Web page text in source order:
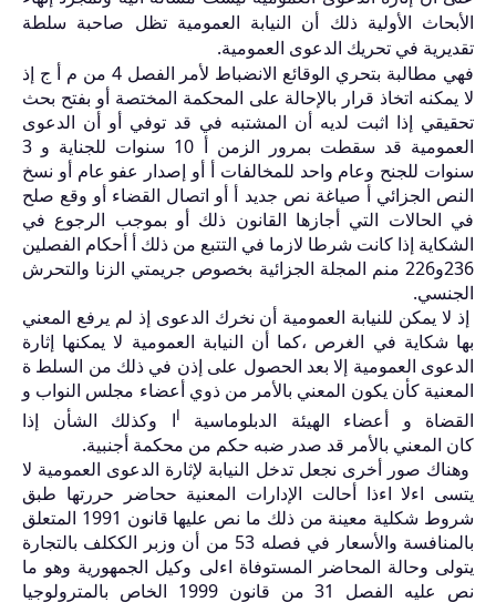
الأبحاث الأولية ذلك أن النيابة العمومية تظل صاحبة سلطة
تقديرية في تحريك الدعوى العمومية.
فهي مطالبة بتحري الوقائع الانضباط لأمر الفصل4 من م أ ج إذ
لا يمكنه اتخاذ قرار بالإحالة على المحكمة المختصة أو بفتح بحث
تحقيقي إذا اثبت لديه أن المشتبه في قد توفي أو أن الدعوى
العمومية قد سقطت بمرور الزمن أ 10 سنوات للجناية و 3
سنوات للجنح وعام واحد للمخالفات أ أو إصدار عفو عام أو نسخ
النص الجزائي أ صياغة نص جديد أ أو اتصال القضاء أو وقع صلح
في الحالات التي أجازها القانون ذلك أو بموجب الرجوع في
الشكاية إذا كانت شرطا لازما في التتبع من ذلك أ أحكام الفصلين
236و226 منم المجلة الجزائية بخصوص جريمتي الزنا والتحرش
الجنسي.
إذ لا يمكن للنيابة العمومية أن نخرك الدعوى إذ لم يرفع المعني
بها شكاية في الغرص ،كما أن النيابة العمومية لا يمكنها إثارة
الدعوى العمومية إلا بعد الحصول على إذن في ذلك من السلط ة
المعنية كأن يكون المعني بالأمر من ذوي أعضاء مجلس النواب و
القضاة و أعضاء الهيئة الدبلوماسية
اا وكذلك الشأن إذا
كان المعني بالأمر قد صدر ضبه حكم من محكمة أجنبية.
وهناك صور أخرى نجعل تدخل النيابة لإثارة الدعوى العمومية لا
يتسى اءلا اءذا أحالت الإدارات المعنية ححاضر حررتها طبق
شروط شكلية معينة من ذلك ما نص عليها قانون 1991 المتعلق
بالمنافسة والأسعار في فصله 53 من أن وزبر الككلف بالتجارة
يتولى وحالة المحاضر المستوفاة اءلى وكيل الجمهورية وهو ما
نص عليه الفصل
31من قانون1999 الخاص بالمترولوجيا